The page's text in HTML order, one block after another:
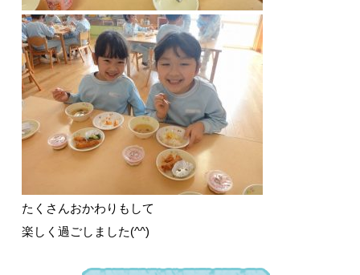
たくさんおかわりもして
楽しく過ごしました(^^)